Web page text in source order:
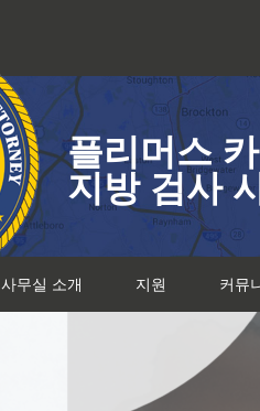
플리머스 카
지방 검사
사무실 소개 지원 커뮤